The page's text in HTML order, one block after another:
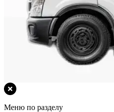
Меню по разделу